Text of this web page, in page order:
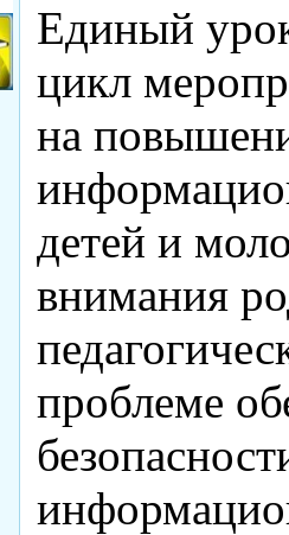
Единый
цикл
на
детей и
внимания
проблеме